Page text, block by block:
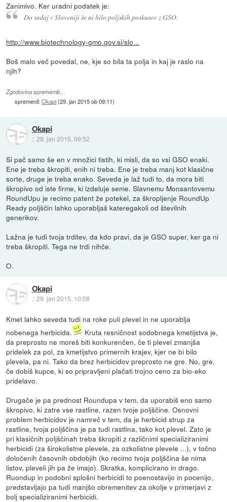
Zanimivo. Ker uradni podatek je:
Do sedaj v Sloveniji še ni bilo poljskih poskusov z GSO.
http://www.biotechnology-gmo.gov.si/slo...
Boš malo več povedal, ne, kje so bila ta polja in kaj je raslo na
njih?
Zgodovina sprememb…
spremenil:Okapi(29. jan 2015 ob 09:11)
Okapi
::29. jan 2015, 09:52
Si pač samo še en v množici tistih, ki misli, da so vsi GSO enaki.
Ene je treba škropiti, enih ni treba. Ene je treba manj kot klasične
sorte, druge je treba enako. Seveda je laž tudi to, da mora biti
škropivo od iste firme, ki izdeluje seme. Slavnemu Monsantovemu
RoundUpu je recimo patent že potekel, za škropljenje RoundUp
Ready poljščin lahko uporabljaš kateregakoli od številnih
generikov.
Lažna je tudi tvoja trditev, da kdo pravi, da je GSO super, ker ga ni
treba škropiti. Tega ne trdi nihče.
O.
Okapi
::29. jan 2015, 10:08
Kmet lahko seveda tudi na roke puli plevel in ne uporablja
nobenega herbicida.
Kruta resničnost sodobnega kmetijstva je,
da preprosto ne moreš biti konkurenčen, če ti plevel zmanjša
pridelek za pol, za kmetijstvo primernih krajev, kjer ne bi bilo
plevela, pa ni. Tako da brez herbicidov preprosto ne gre. No, gre,
če dobiš kupce, ki so pripravljeni plačati trojno ceno za bio-eko
pridelavo.
Drugače je pa prednost Roundupa v tem, da uporabiš eno samo
škropivo, ki zatre vse rastline, razen tvoje poljščine. Osnovni
problem herbicidov je namreč v tem, da je herbicid strup za
rastline, tvoja poljščina je pa tudi rastlina, tako kot plevel. Zato je
pri klasičnih poljščinah treba škropiti z različnimi specializiranimi
herbicidi (za širokolistne plevele, za ozkolistne plevele ...), v točno
določenih časovnih obdobjih (ko recimo tvoja poljščina še nima
listov, pleveli jih pa že imajo). Skratka, komplicirano in drago.
Ruondup in podobni splošni herbicidi to poenostavijo in pocenijo,
predstavljajo pa tudi manjšo obremenitev za okolje v primerjavi z
bolj specializiranimi herbicidi.